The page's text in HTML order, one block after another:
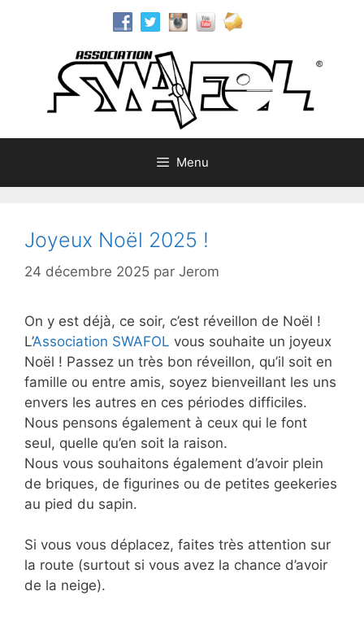
Menu
Joyeux Noël 2025 !
24 décembre 2025 par Jerom
On y est déjà, ce soir, c’est réveillon de Noël !
L’Association SWAFOL vous souhaite un joyeux
Noël ! Passez un très bon réveillon, qu’il soit en
famille ou entre amis, soyez bienveillant les uns
envers les autres en ces périodes difficiles.
Nous pensons également à ceux qui le font
seul, quelle qu’en soit la raison.
Nous vous souhaitons également d’avoir plein
de briques, de figurines ou de petites geekeries
au pied du sapin.
Si vous vous déplacez, faites très attention sur
la route (surtout si vous avez la chance d’avoir
de la neige).